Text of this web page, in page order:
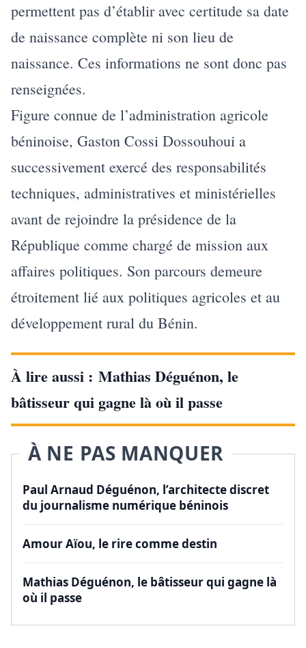
permettent pas d’établir avec certitude sa date
de naissance complète ni son lieu de
naissance. Ces informations ne sont donc pas
renseignées.
Figure connue de l’administration agricole
béninoise, Gaston Cossi Dossouhoui a
successivement exercé des responsabilités
techniques, administratives et ministérielles
avant de rejoindre la présidence de la
République comme chargé de mission aux
affaires politiques. Son parcours demeure
étroitement lié aux politiques agricoles et au
développement rural du Bénin.
À lire aussi : Mathias Déguénon, le
bâtisseur qui gagne là où il passe
À NE PAS MANQUER
Paul Arnaud Déguénon, l’architecte discret
du journalisme numérique béninois
Amour Aïou, le rire comme destin
Mathias Déguénon, le bâtisseur qui gagne là
où il passe